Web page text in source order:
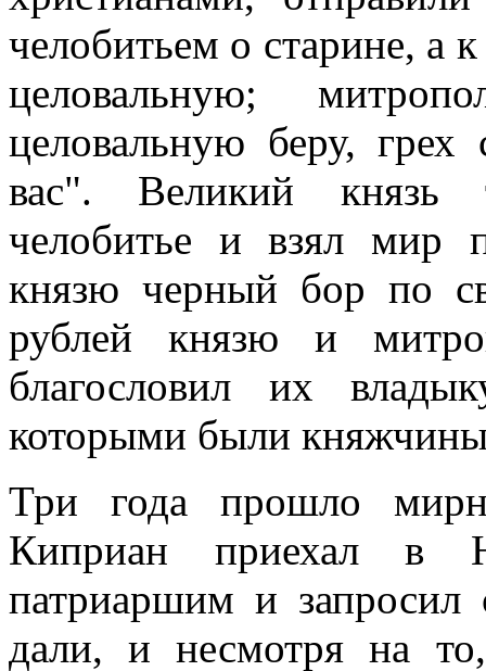
челобитьем о старине, а
целовальную;
целовальную беру,
вас". Великий князь
челобитье и взял мир
князю черный бор по
рублей князю и
благословил их
которыми были
Три года прошло
Киприан приехал в
патриаршим и запросил
дали, и несмотря на